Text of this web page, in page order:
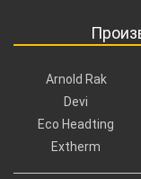
Arnold Rak
Devi
Eco Headting
Extherm